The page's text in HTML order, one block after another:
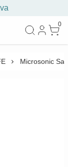
0
Microsonic